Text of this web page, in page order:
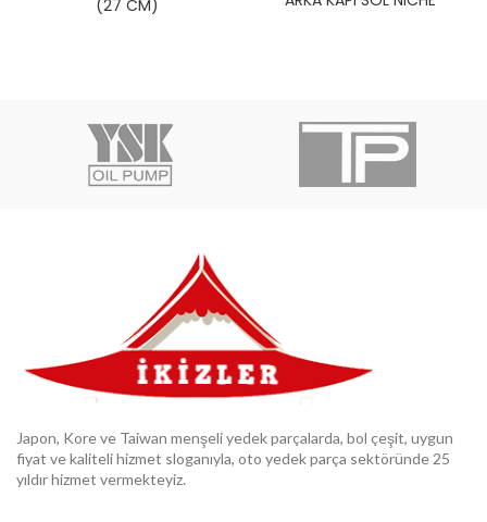
(27 CM)
Japon, Kore ve Taiwan menşeli yedek parçalarda, bol çeşit, uygun
fiyat ve kaliteli hizmet sloganıyla, oto yedek parça sektöründe 25
yıldır hizmet vermekteyiz.